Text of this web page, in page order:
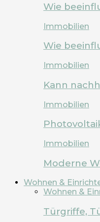
Wie
Immobilien
Wie
Immobilien
Kann
Immobilien
Immobilien
Moderne
Wohnen &
Wohnen &
Türgriffe,